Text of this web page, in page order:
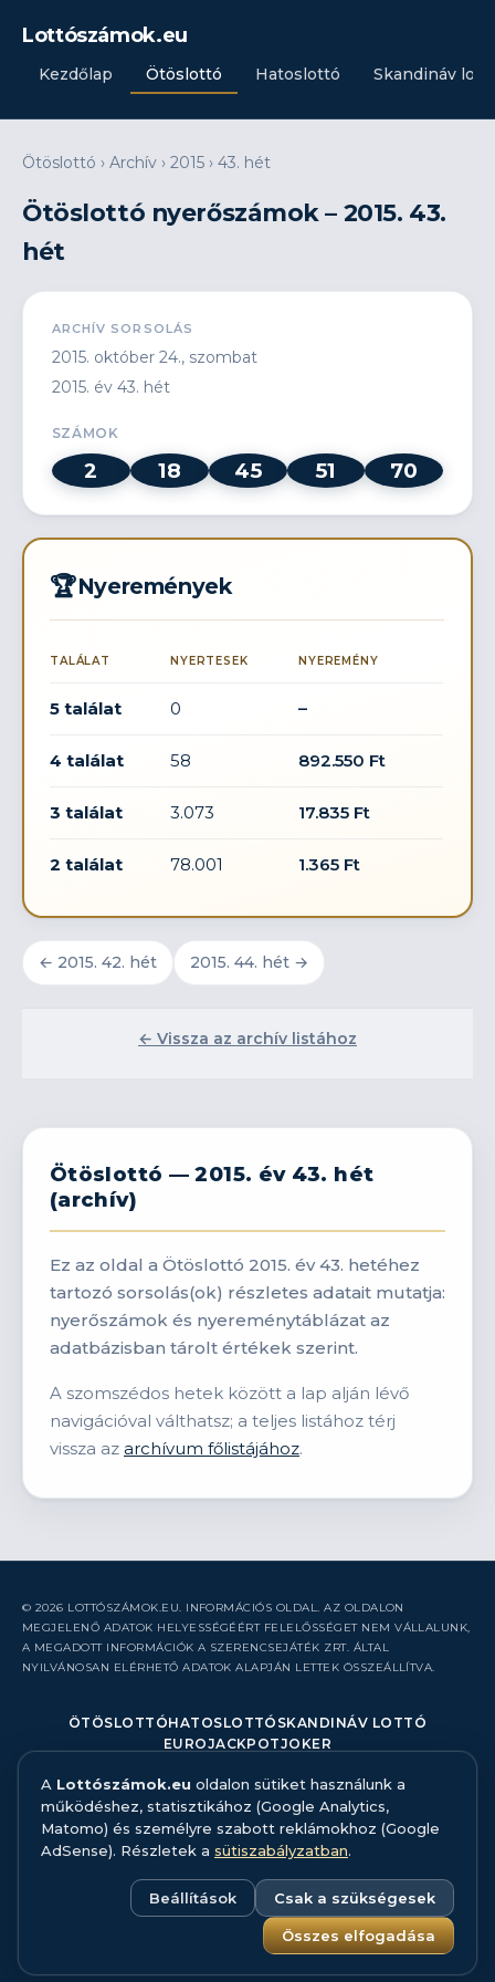
Lottószámok.eu
Kezdőlap Ötöslottó Hatoslottó Skandináv
Ötöslottó › Archív › 2015 › 43. hét
Ötöslottó nyerőszámok – 2015. 43.
hét
ARCHÍV SORSOLÁS
2015. október 24., szombat
2015. év 43. hét
SZÁMOK
2 18 45 51 70
🏆Nyeremények
TALÁLAT NYERTESEK NYEREMÉNY
5 találat 0 –
4 találat 58 892.550 Ft
3 találat 3.073 17.835 Ft
2 találat 78.001 1.365 Ft
← 2015. 42. hét 2015. 44. hét →
← Vissza az archív listához
Ötöslottó — 2015. év 43. hét
(archív)
Ez az oldal a Ötöslottó 2015. év 43. hetéhez
tartozó sorsolás(ok) részletes adatait mutatja:
nyerőszámok és nyereménytáblázat az
adatbázisban tárolt értékek szerint.
A szomszédos hetek között a lap alján lévő
navigációval válthatsz; a teljes listához térj
vissza az archívum főlistájához.
© 2026 LOTTÓSZÁMOK.EU. INFORMÁCIÓS OLDAL. AZ OLDALON
MEGJELENŐ ADATOK HELYESSÉGÉÉRT FELELŐSSÉGET NEM VÁLLALUNK,
A MEGADOTT INFORMÁCIÓK A SZERENCSEJÁTÉK ZRT. ÁLTAL
NYILVÁNOSAN ELÉRHETŐ ADATOK ALAPJÁN LETTEK ÖSSZEÁLLÍTVA.
ÖTÖSLOTTÓHATOSLOTTÓ SKANDINÁV LOTTÓ
EUROJACKPOTJOKER
RÓLUNK
KAPCSOLAT
HIBABEJELENTÉS
ADATFORRÁS ÉS MÓDSZERTAN
ADATKEZELÉS
SÜTISZABÁLYZAT
A Lottószámok.eu oldalon sütiket használunk a
működéshez, statisztikához (Google Analytics,
Matomo) és személyre szabott reklámokhoz (Google
AdSense). Részletek a sütiszabályzatban.
Beállítások Csak a szükségesek
Összes elfogadása